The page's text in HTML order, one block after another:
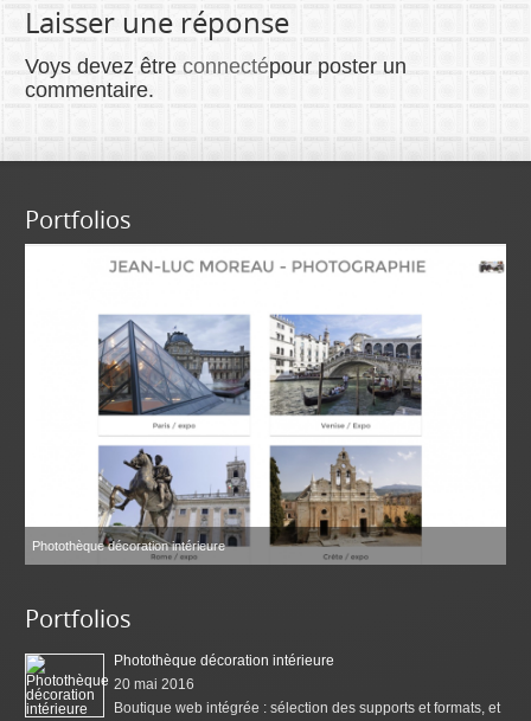
Laisser une réponse
Voys devez êtreconnectépour poster un
commentaire.
Portfolios
Photothèque décoration intérieure
Portfolios
Photothèque décoration intérieure
20 mai 2016
Boutique web intégrée : sélection des supports et formats, et